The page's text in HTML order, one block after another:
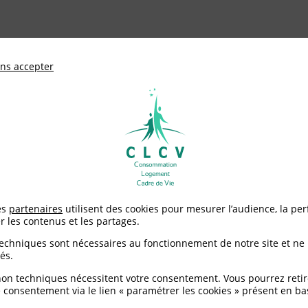
de défense des consommateurs et
Environnement / Santé
bénéficiaires potentiellement exclus du chèque énergie par
l’État
accepter
partenaires utilisent des cookies pour mesurer l’audience, la
les contenus et les partages.
sont nécessaires au fonctionnement de notre site et ne
techniques nécessitent votre consentement. Vous pourrez
via le lien « paramétrer les cookies » présent en